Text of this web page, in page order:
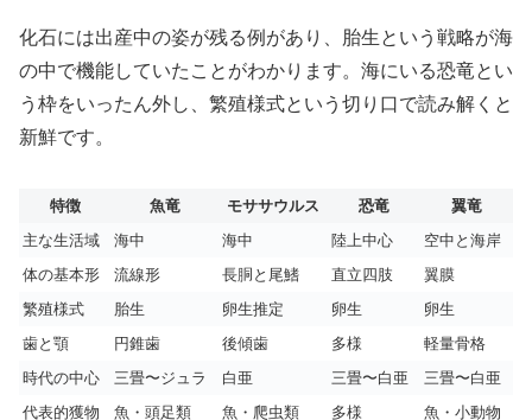
化石には出産中の姿が残る例があり、胎生という戦略が海
の中で機能していたことがわかります。海にいる恐竜とい
う枠をいったん外し、繁殖様式という切り口で読み解くと
新鮮です。
特徴 魚竜 モササウルス 恐竜
翼竜
主な生活域
海中 海中 陸上中心
空中と海岸
体の基本形
流線形 長胴と尾鰭 直立四肢
翼膜
繁殖様式
胎生 卵生推定 卵生
卵生
歯と顎
円錐歯 後傾歯 多様
軽量骨格
時代の中心
三畳〜ジュラ 白亜 三畳〜白亜
三畳〜白亜
代表的獲物
魚・頭足類 魚・爬虫類 多様 魚・小動物